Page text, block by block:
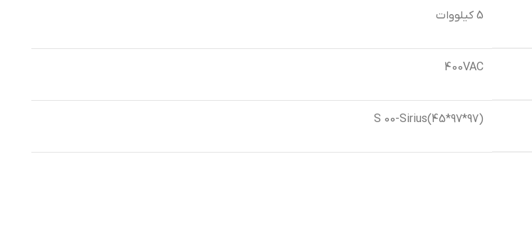
5 کیلووات
400VAC
S 00-Sirius(45*97*97)